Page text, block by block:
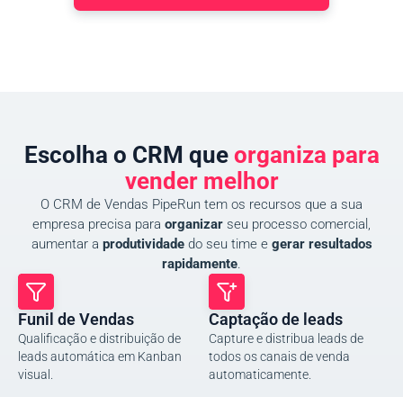
Escolha o CRM que organiza para
vender melhor
O CRM de Vendas PipeRun tem os recursos que a sua
empresa precisa para organizar seu processo comercial,
aumentar a produtividadedo seu time e gerar resultados
rapidamente.
Funil de Vendas
Qualificação e distribuição de
leads automática em Kanban
visual.
Captação de leads
Capture e distribua leads de
todos os canais de venda
automaticamente.